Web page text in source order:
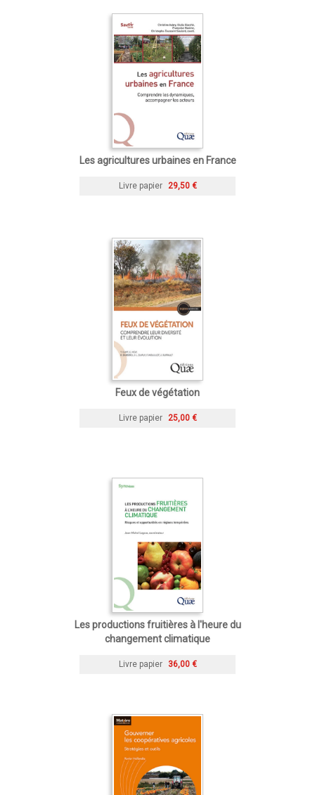
Les agricultures urbaines en France
Livre papier 29,50 €
Feux de végétation
Livre papier 25,00 €
Les productions fruitières à l'heure du
changement climatique
Livre papier 36,00 €